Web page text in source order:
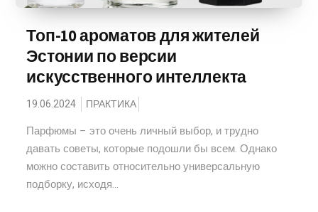
Топ-10 ароматов для жителей
Эстонии по версии
искусственного интеллекта
19.06.2024 ПРАКТИКА
Парфюмы – это очень личный выбор, и трудно
давать советы, которые подошли бы всем. Однако
можно составить относительно универсальную
подборку, исходя...